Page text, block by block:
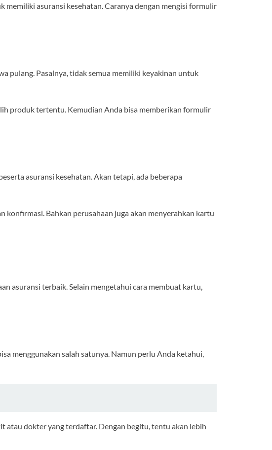
memiliki asuransi kesehatan. Caranya dengan mengisi formulir
pulang. Pasalnya, tidak semua memiliki keyakinan untuk
produk tertentu. Kemudian Anda bisa memberikan formulir
asuransi kesehatan. Akan tetapi, ada beberapa
konfirmasi. Bahkan perusahaan juga akan menyerahkan kartu
asuransi terbaik. Selain mengetahui cara membuat kartu,
menggunakan salah satunya. Namun perlu Anda ketahui,
atau dokter yang terdaftar. Dengan begitu, tentu akan lebih